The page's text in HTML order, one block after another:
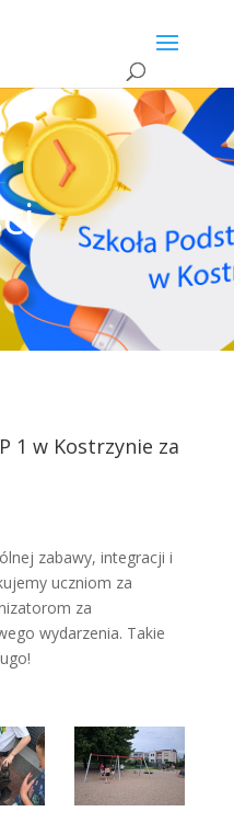
1 w Kostrzynie za
zabawy, integracji i
uczniom za
za
wydarzenia. Takie